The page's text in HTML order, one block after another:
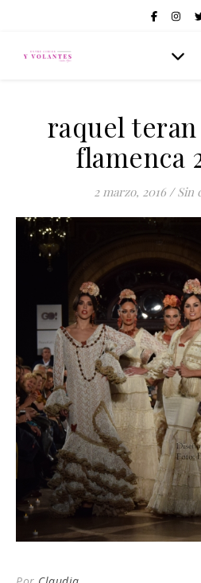
raquel
flamenca
2 marzo, 2016 / Sin